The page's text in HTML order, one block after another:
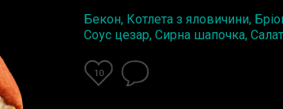
Бекон, Котлета з яловичини,
Соус цезар, Сирна шапочка,
10